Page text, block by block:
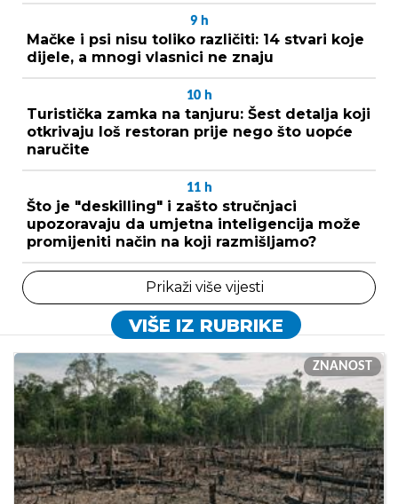
9 h
Mačke i psi nisu toliko različiti: 14 stvari koje
dijele, a mnogi vlasnici ne znaju
10 h
Turistička zamka na tanjuru: Šest detalja koji
otkrivaju loš restoran prije nego što uopće
naručite
11 h
Što je "deskilling" i zašto stručnjaci
upozoravaju da umjetna inteligencija može
promijeniti način na koji razmišljamo?
Prikaži više vijesti
VIŠE IZ RUBRIKE
ZNANOST